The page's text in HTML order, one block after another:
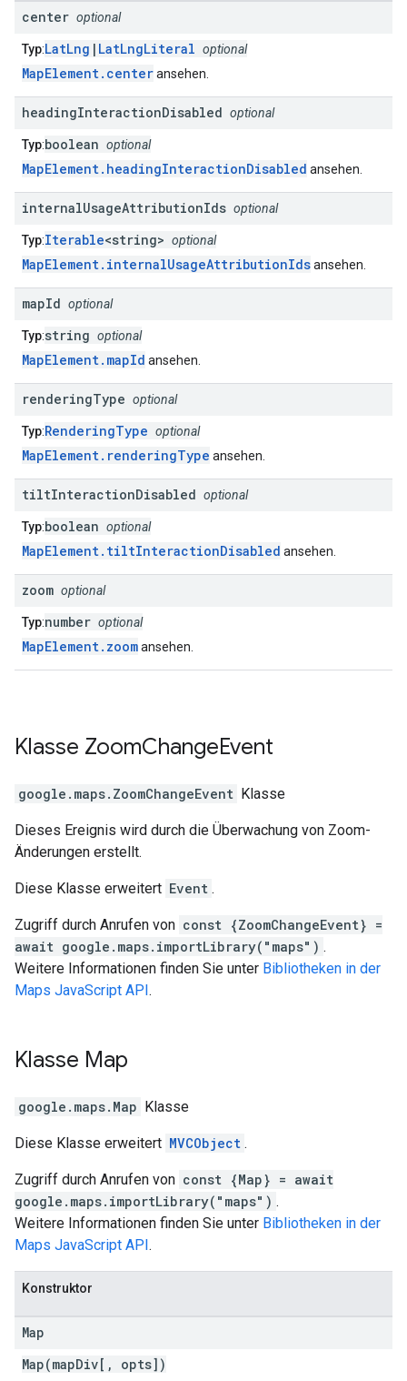
center optional
Typ:LatLng | LatLngLiteral optional
MapElement.centeransehen.
headingInteractionDisabled optional
Typ:boolean optional
MapElement.headingInteractionDisabled ansehen.
internalUsageAttributionIds optional
Typ:Iterable<string> optional
MapElement.internalUsageAttributionIdsansehen.
mapId optional
Typ:string optional
MapElement.mapId ansehen.
renderingType optional
Typ:RenderingType optional
MapElement.renderingType ansehen.
tiltInteractionDisabled optional
Typ:boolean optional
MapElement.tiltInteractionDisabled ansehen.
zoom optional
Typ:number optional
MapElement.zoomansehen.
Klasse ZoomChangeEvent
google.maps. ZoomChangeEvent Klasse
Dieses Ereignis wird durch die Überwachung von Zoom-
Änderungen erstellt.
Diese Klasse erweitert Event .
Zugriff durch Anrufen von const {ZoomChangeEvent} =
await google.maps.importLibrary("maps") .
Weitere Informationen finden Sie unter Bibliotheken in der
Maps JavaScript API.
Klasse Map
google.maps. Map Klasse
Diese Klasse erweitert MVCObject .
Zugriff durch Anrufen von const {Map} = await
google.maps.importLibrary("maps") .
Weitere Informationen finden Sie unter Bibliotheken in der
Maps JavaScript API.
Konstruktor
Map
Map(mapDiv[, opts])